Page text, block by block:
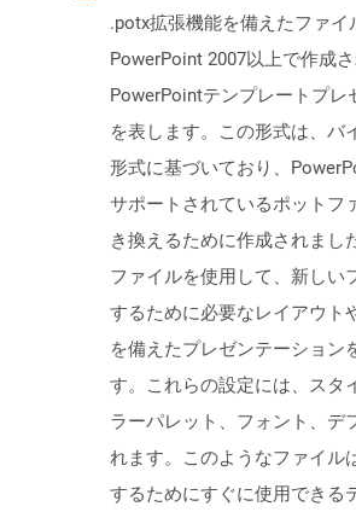
.potx拡張機能を備えたファ
PowerPoint 2007以上で作成
PowerPointテンプレートプレ
を表します。この形式は、バ
形式に基づいており、
サポートされているポットフ
き換えるために作成されまし
ファイルを使用して、新しい
するために必要なレイアウト
を備えたプレゼンテーション
す。これらの設定には、スタ
ラーパレット、フォント、デ
れます。このようなファイル
するためにすぐに使用できる